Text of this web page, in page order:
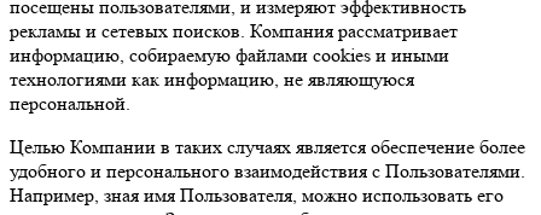
посещены пользователями, и измеряют эффективность
рекламы и сетевых поисков. Компания рассматривает
информацию, собираемую файлами cookies и иными
технологиями как информацию, не являющуюся
персональной.
Целью Компании в таких случаях является обеспечение более
удобного и персонального взаимодействия с Пользователями.
Например, зная имя Пользователя, можно использовать его